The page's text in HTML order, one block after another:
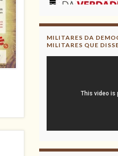
MILITARES DA
MILITARES QUE